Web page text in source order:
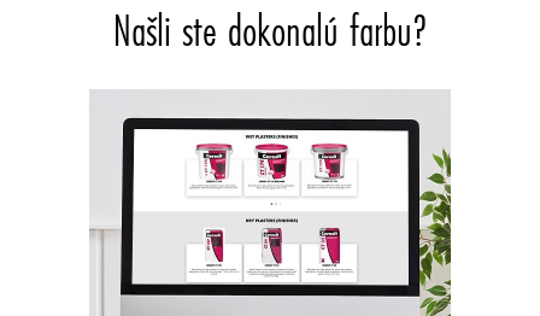
Našli ste dokonalú farbu?